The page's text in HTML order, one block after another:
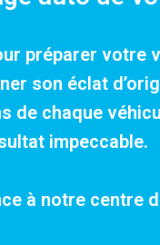
préparer votre
son éclat
de chaque
impeccable.
à notre centre